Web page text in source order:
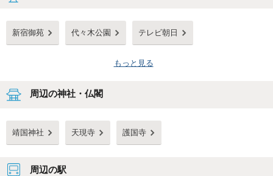
新宿御苑 代々木公園 テレビ朝日
もっと見る
周辺の神社・仏閣
靖国神社 天現寺 護国寺
周辺の駅